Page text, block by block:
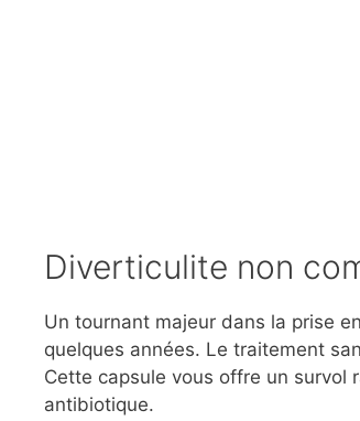
Diverticulite non
Un tournant majeur dans la prise
quelques années. Le traitement
Cette capsule vous offre un
antibiotique.